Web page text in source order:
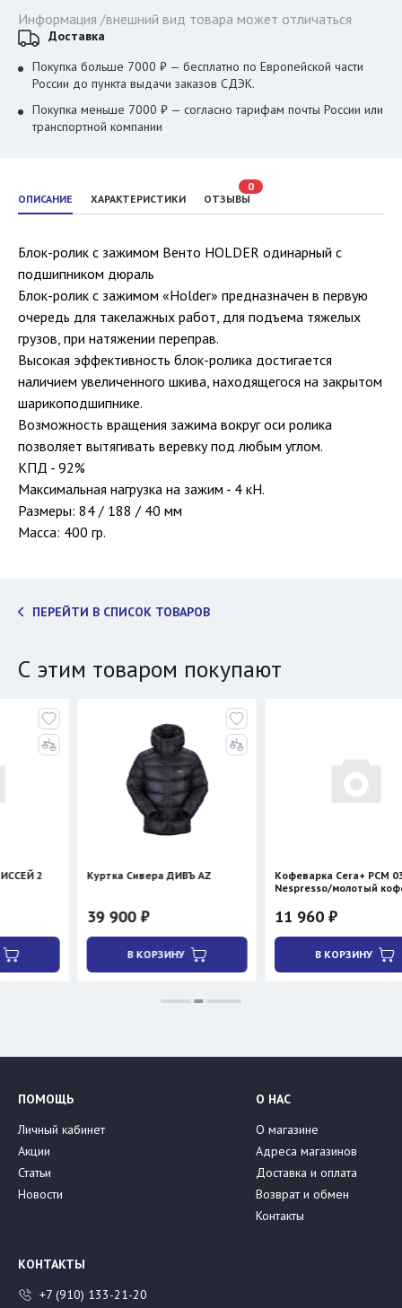
ОПИСАНИЕ ХАРАКТЕРИСТИКИ ОТЗЫВЫ
0
Блок-ролик c зажимом Венто HOLDER одинарный с
подшипником дюраль
Блок-ролик с зажимом «Holder» предназначен в первую
очередь для такелажных работ, для подъема тяжелых
грузов, при натяжении переправ.
Высокая эффективность блок-ролика достигается
наличием увеличенного шкива, находящегося на закрытом
шарикоподшипнике.
Возможность вращения зажима вокруг оси ролика
позволяет вытягивать веревку под любым углом.
КПД - 92%
Максимальная нагрузка на зажим - 4 кН.
Размеры: 84 / 188 / 40 мм
Масса: 400 гр.
ПЕРЕЙТИ В СПИСОК ТОВАРОВ
Информация /внешний вид товара может отличаться
Доставка
Покупка больше 7000 ₽ — бесплатно по Европейской части
России до пункта выдачи заказов СДЭК.
Покупка меньше 7000 ₽ — согласно тарифам почты России или
транспортной компании
С этим товаром покупают
Куртка Сивера ДИВЪ AZ
39 900 ₽
В КОРЗИНУ
Кофеварка Cera+ PCM 03
Nespresso/молотый кофе (с
11 960 ₽
В КОРЗИНУ
ПОМОЩЬ
Личный кабинет
Акции
Статьи
Новости
О НАС
О магазине
Адреса магазинов
Доставка и оплата
Возврат и обмен
Контакты
КОНТАКТЫ
+7 (910) 133-21-20